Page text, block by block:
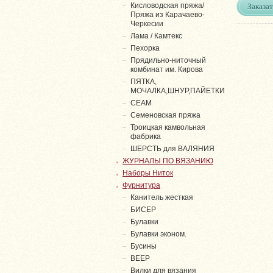
Кисловодская пряжа/
Пряжа из Карачаево-
Черкесии
Лама / Камтекс
Пехорка
Прядильно-ниточный
комбинат им. Кирова
ПЯТКА,
МОЧАЛКА,ШНУР,ПАЙЕТКИ
СЕАМ
Семеновская пряжа
Троицкая камвольная
фабрика
ШЕРСТЬ для ВАЛЯНИЯ
ЖУРНАЛЫ ПО ВЯЗАНИЮ
Наборы Ниток
Фурнитура
Канитель жесткая
БИСЕР
Булавки
Булавки эконом.
Бусины
ВЕЕР
Вилки для вязания